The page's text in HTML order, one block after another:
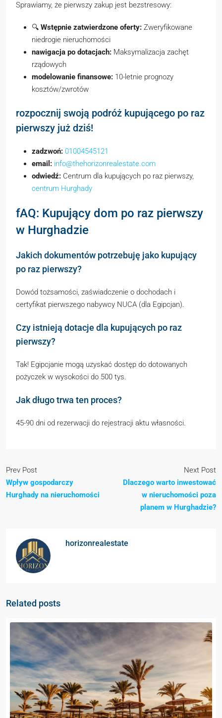
Sprawiamy, że pierwszy zakup jest bezstresowy:
🔍 Wstępnie zatwierdzone oferty: Zweryfikowane
niedrogie nieruchomości
nawigacja po dotacjach: Maksymalizacja zachęt
rządowych
modelowanie finansowe: 10-letnie prognozy
kosztów/zwrotów
rozpocznij swoją podróż kupującego po raz
pierwszy już dziś!
zadzwoń: 01004545121
email: info@thehorizonrealestate.com
odwiedź: Centrum dla kupujących po raz pierwszy,
centrum Hurghady
fAQ: Kupujący dom po raz pierwszy
w Hurghadzie
Jakich dokumentów potrzebuję jako kupujący
po raz pierwszy?
Dowód tożsamości, zaświadczenie o dochodach i
certyfikat pierwszego nabywcy NUCA (dla Egipcjan).
Czy istnieją dotacje dla kupujących po raz
pierwszy?
Tak! Egipcjanie mogą uzyskać dostęp do dotowanych
pożyczek w wysokości do 500 tys.
Jak długo trwa ten proces?
45-90 dni od rezerwacji do rejestracji aktu własności.
Prev Post
Wpływ gospodarczy
Hurghady na nieruchomości
Next Post
Dlaczego warto inwestować
w nieruchomości poza
planem w Hurghadzie?
horizonrealestate
Related posts